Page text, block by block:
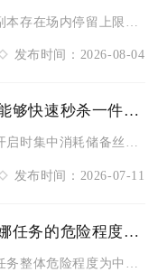
发布时间：2026-08-04
攻城掠地怎样能够快速秒杀一件珍宝
在珍宝冲刺活动开启时集中消耗储备丝绸、西域锦囊搭配金币直购碎...
发布时间：2026-07-11
第七史诗罗里娜任务的危险程度如何评估
第七史诗罗里娜任务整体危险程度为中等偏上，核心风险集中在转职...